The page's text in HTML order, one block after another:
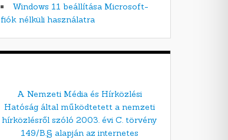
Windows 11 beállítása Microsoft-
fiók nélküli használatra
A Nemzeti Média és Hírközlési
Hatóság által működtetett a nemzeti
hírközlésről szóló 2003. évi C. törvény
149/B.§ alapján az internetes